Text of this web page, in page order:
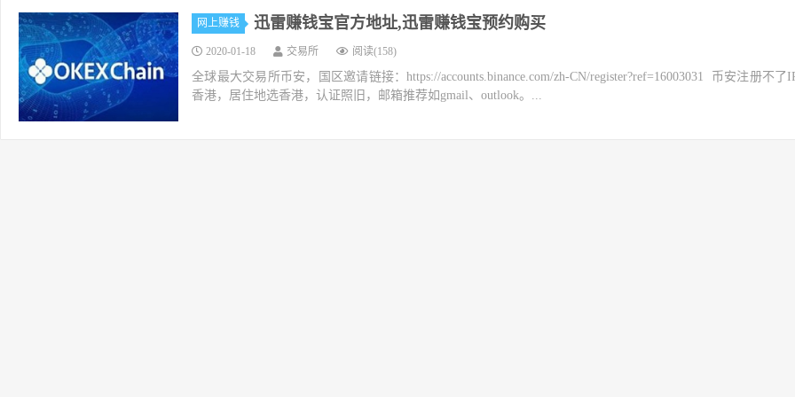
网上赚钱 迅雷赚钱宝官方地址,迅雷赚钱宝预约购买
2020-01-18 交易所 阅读(158)
全球最大交易所币安，国区邀请链接：https://accounts.binance.com/zh-CN/register?ref=16003031 币安注册不了
香港，居住地选香港，认证照旧，邮箱推荐如gmail、outlook。...